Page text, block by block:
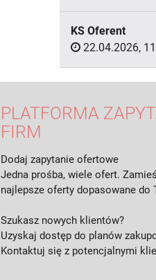
KS Oferent
22.04.2026,
PLATFORMA
FIRM
Dodaj zapytanie ofertowe
Jedna prośba, wiele ofert.
najlepsze oferty dopasowane do
Szukasz nowych klientów?
Uzyskaj dostęp do planów
Kontaktuj się z potencjalnymi